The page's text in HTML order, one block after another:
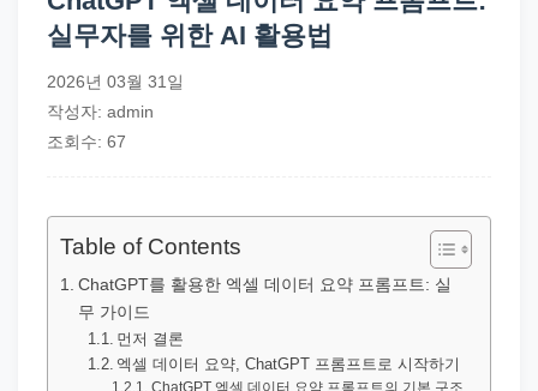
실무자를 위한 AI 활용법
2026년 03월 31일
작성자: admin
조회수: 67
Table of Contents
ChatGPT를 활용한 엑셀 데이터 요약 프롬프트: 실
무 가이드
먼저 결론
엑셀 데이터 요약, ChatGPT 프롬프트로 시작하기
ChatGPT 엑셀 데이터 요약 프롬프트의 기본 구조